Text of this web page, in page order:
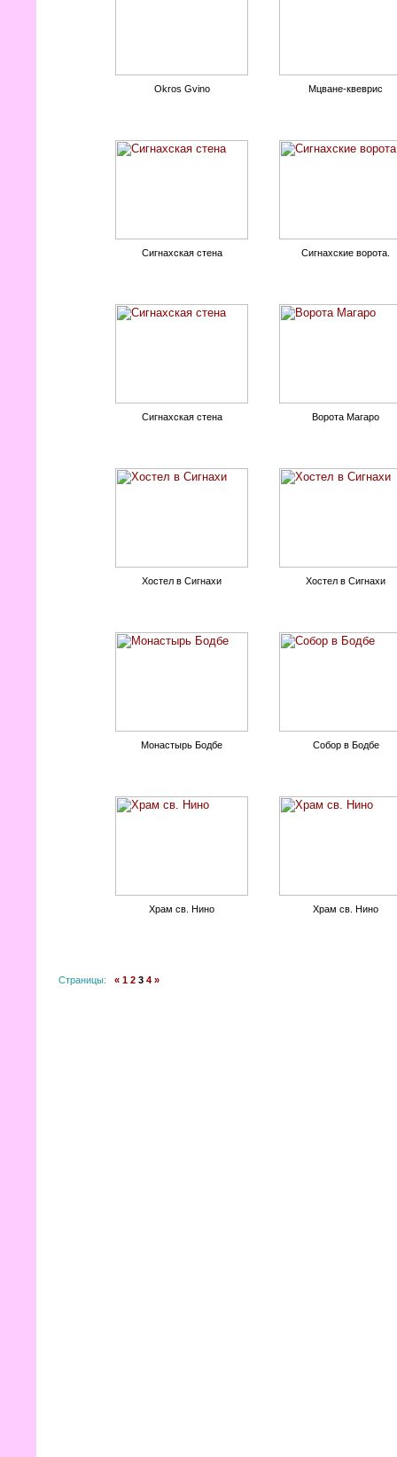
Okros Gvino Мцване-квеврис
Сигнахская стена Сигнахские ворота.
Сигнахская стена Ворота Магаро
Хостел в Сигнахи Хостел в Сигнахи
Монастырь Бодбе Собор в Бодбе
Храм св. Нино Храм св. Нино
Страницы: « 1 2 3 4 »